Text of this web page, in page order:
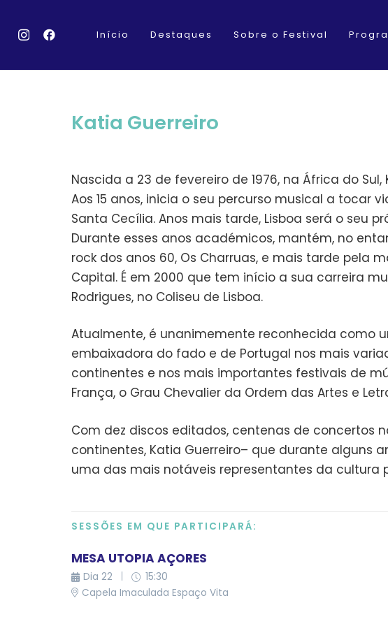
Início Destaques Sobre o Festival
Katia Guerreiro
Nascida a 23 de fevereiro de 1976, na África do
Aos 15 anos, inicia o seu percurso musical a tocar
Santa Cecília. Anos mais tarde, Lisboa será o seu
Durante esses anos académicos, mantém, no
rock dos anos 60, Os Charruas, e mais tarde pela
Capital. É em 2000 que tem início a sua carreira
Rodrigues, no Coliseu de Lisboa.
Atualmente, é unanimemente reconhecida como
embaixadora do fado e de Portugal nos mais
continentes e nos mais importantes festivais de
França, o Grau Chevalier da Ordem das Artes e
Com dez discos editados, centenas de concertos
continentes, Katia Guerreiro– que durante
uma das mais notáveis representantes da
SESSÕES EM QUE PARTICIPARÁ:
MESA UTOPIA AÇORES
Dia22
15:30
Capela Imaculada Espaço Vita